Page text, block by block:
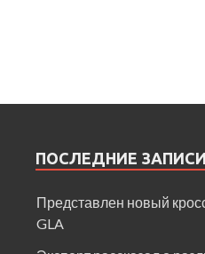
ПОСЛЕДНИЕ ЗАПИСИ
Представлен новый
GLA